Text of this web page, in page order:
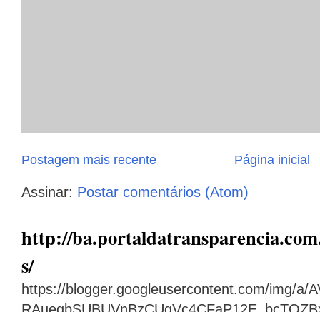
Postagem mais recente Página inicial
Assinar: Postar comentários (Atom)
http://
s/
https://blogger.googleusercontent.com/img/a/